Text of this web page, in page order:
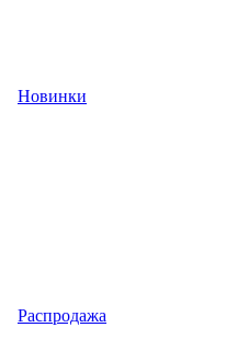
Новинки
Распродажа